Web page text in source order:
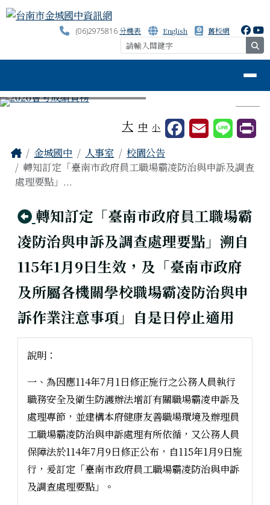
跳至主內容區
台南市金城國中資訊網
(06)2975816分機表 English 舊校網
⏸
大 中 小
主內容區域
Home
金城國中 人事室
校園公告
轉知訂定「臺南市政府員工職場霸凌防治與申訴及調查
處理要點」...
回上頁
轉知訂定「臺南市政府員工職場霸
凌防治與申訴及調查處理要點」溯自
115年1月9日生效，及「臺南市政府
及所屬各機關學校職場霸凌防治與申
訴作業注意事項」自是日停止適用
說明：
一、為因應114年7月1日修正施行之公務人員執行
職務安全及衛生防護辦法增訂有關職場霸凌申訴及
處理專節，並建構本府健康友善職場環境及辦理員
工職場霸凌防治與申訴處理有所依循，又公務人員
保障法於114年7月9日修正公布，自115年1月9日施
行，爰訂定「臺南市政府員工職場霸凌防治與申訴
及調查處理要點」。
頁尾區域